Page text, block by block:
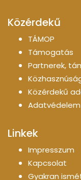
Közérdekű
TÁMOP
Támogatás
Partnerek,
Közérdekű
Adatvédelem
Linkek
Impresszum
Kapcsolat
Gyakran